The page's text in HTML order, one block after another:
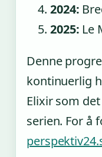
2024:
2025: Le
Denne
kontinuerlig
Elixir som
serien. For å